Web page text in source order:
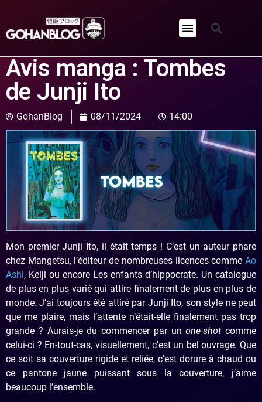
Avis manga : Tombes
de Junji Ito
GohanBlog 08/11/2024 14:00
Mon premier Junji Ito, il était temps ! C’est un auteur phare
chez Mangetsu, l’éditeur de nombreuses licences comme Ao
Ashi, Keiji ou encore Les enfants d’hippocrate. Un catalogue
de plus en plus varié qui attire finalement de plus en plus de
monde. J’ai toujours été attiré par Junji Ito, son style ne peut
que me plaire, mais l’attente n’était-elle finalement pas trop
grande ? Aurais-je du commencer par unone-shot comme
celui-ci ? En-tout-cas, visuellement, c’est un bel ouvrage. Que
ce soit sa couverture rigide et reliée, c’est dorure à chaud ou
ce pantone jaune puissant sous la couverture, j’aime
beaucoup l’ensemble.